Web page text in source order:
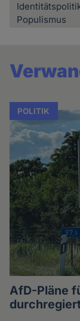
Populismus
POLITIK
AfD-Pläne